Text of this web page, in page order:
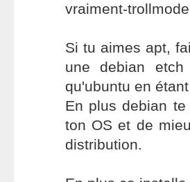
vraiment-
Si tu aimes apt,
une debian
qu'ubuntu en
En plus debian
ton OS et de
distribution.